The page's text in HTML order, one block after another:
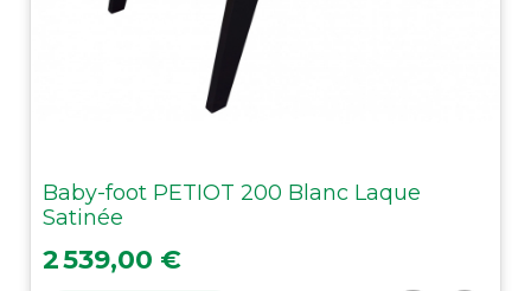
Baby-foot PETIOT 200 Blanc Laque
Satinée
Prix
2 539,00 €